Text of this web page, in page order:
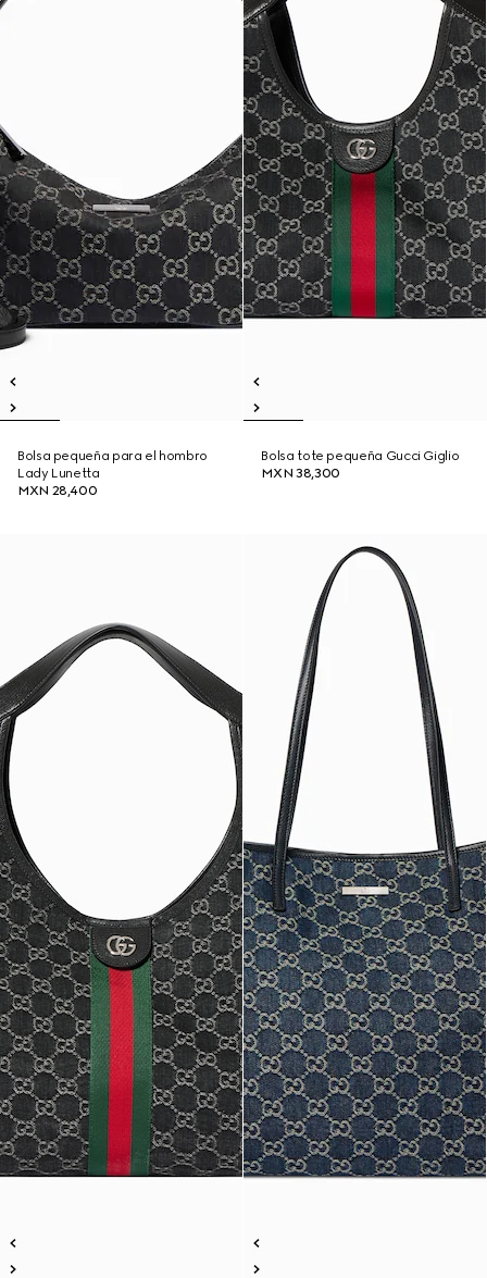
Bolsa pequeña para el hombro
Lady Lunetta
MXN 28,400
Bolsa tote pequeña Gucci Giglio
MXN 38,300